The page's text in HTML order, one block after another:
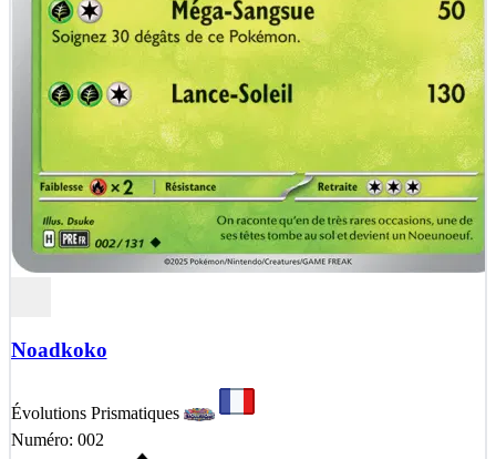
Noadkoko
Évolutions Prismatiques
Numéro: 002